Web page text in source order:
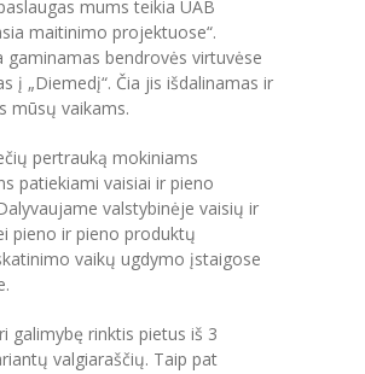
mums teikia UAB
maitinimo projektuose“.
gaminamas bendrovės virtuvėse
į „Diemedį“. Čia jis išdalinamas ir
mūsų vaikams.
pertrauką mokiniams
patiekiami vaisiai ir pieno
valstybinėje vaisių ir
pieno ir pieno produktų
vaikų ugdymo įstaigose
galimybę rinktis pietus iš 3
valgiaraščių. Taip pat